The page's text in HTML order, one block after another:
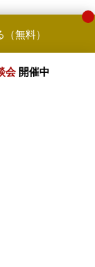
無料）
会 開催中